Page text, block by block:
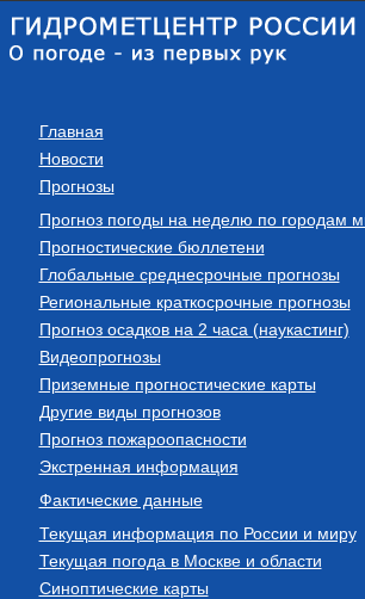
Главная
Новости
Прогнозы
Прогноз погоды на неделю по городам
Прогностические бюллетени
Глобальные среднесрочные прогнозы
Региональные краткосрочные прогнозы
Прогноз осадков на 2 часа (наукастинг)
Видеопрогнозы
Приземные прогностические карты
Другие виды прогнозов
Прогноз пожароопасности
Экстренная информация
Фактические данные
Текущая информация по России и миру
Текущая погода в Москве и области
Синоптические карты